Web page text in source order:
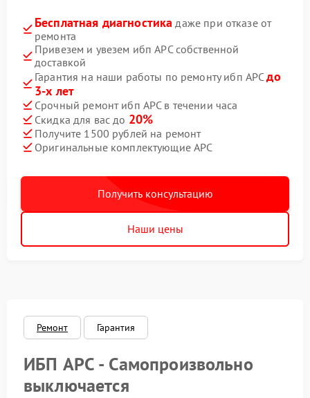
Бесплатная диагностика даже при отказе от
ремонта
Привезем и увезем ибп APC собственной
доставкой
Гарантия на наши работы по ремонту ибп APCдо
3-х лет
Срочный ремонт ибп APC в течении часа
Скидка для вас до 20%
Получите 1500 рублей на ремонт
Оригинальные комплектующие APC
Получить консультацию
Наши цены
Ремонт Гарантия
ИБП APC - Самопроизвольно
выключается